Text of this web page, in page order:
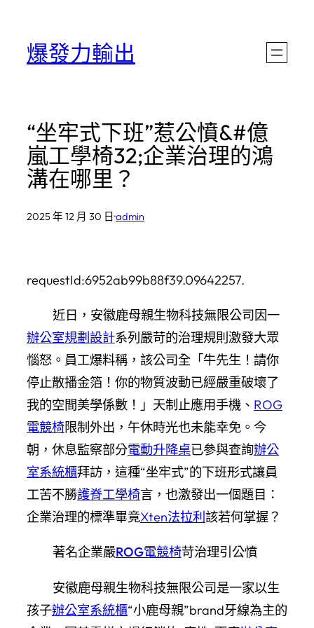
爆發力輸出
“坐牢式下班”惹公憤&#億
嵐工學椅32;企業治理的鴻
溝在哪里？
2025 年 12 月 30 日·admin
requestId:6952ab99b88f39.09642257.
近日，安徽鹿母親生物科技無限公司因一
辦公室規劃設計系列嚴苛的治理規則激發大眾
惱怒。員工爆料稱，該公司全「牛先生！請你
停止散播金箔！你的物質波動已經嚴重破壞了
我的空間美學係數！」天制止應用手機、 ROG
電競椅限制外出，午休時光也未能幸免。今
朝，休息監察部分電動升降桌已參與查詢辦公
室系統櫃拜訪，這種“坐牢式”的下班形式讓員
工苦不勝護脊工學椅言，也激發出一個題目：
企業治理的標準畢竟Xten法拉利 該若何掌握？
著名企業嚴ROG電競椅苛治理引公憤
安徽鹿母親生物科技無限公司是一家以生
孩子辦公室系統櫃“小鹿母親”brand牙線為主的